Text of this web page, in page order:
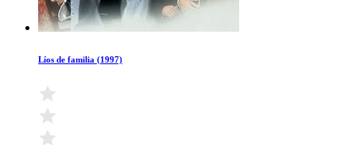
Líos de familia (1997)